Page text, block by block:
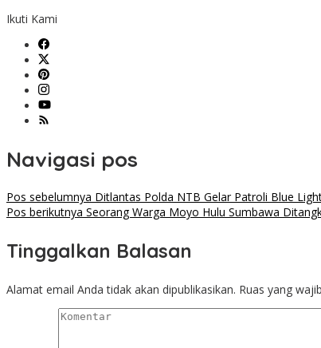
Ikuti Kami
Navigasi pos
Pos sebelumnya Ditlantas Polda NTB Gelar Patroli Blue
Pos berikutnya Seorang Warga Moyo Hulu Sumbawa
Tinggalkan Balasan
Alamat email Anda tidak akan dipublikasikan. Ruas yang